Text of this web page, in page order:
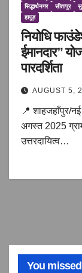
सिद्धार्थनगर
सीतापुर
हापुड़
नियोधि
ईमानदार”
पारदर्शिता
AUGUST 5,
📍 शाहजहाँपुर/
अगस्त 2025
उत्तरदायित्व…
You missed